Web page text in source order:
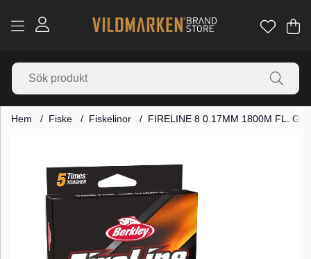
.
Hem Fiske Fiskelinor FIRELINE 8 0.17MM 1800M FL.